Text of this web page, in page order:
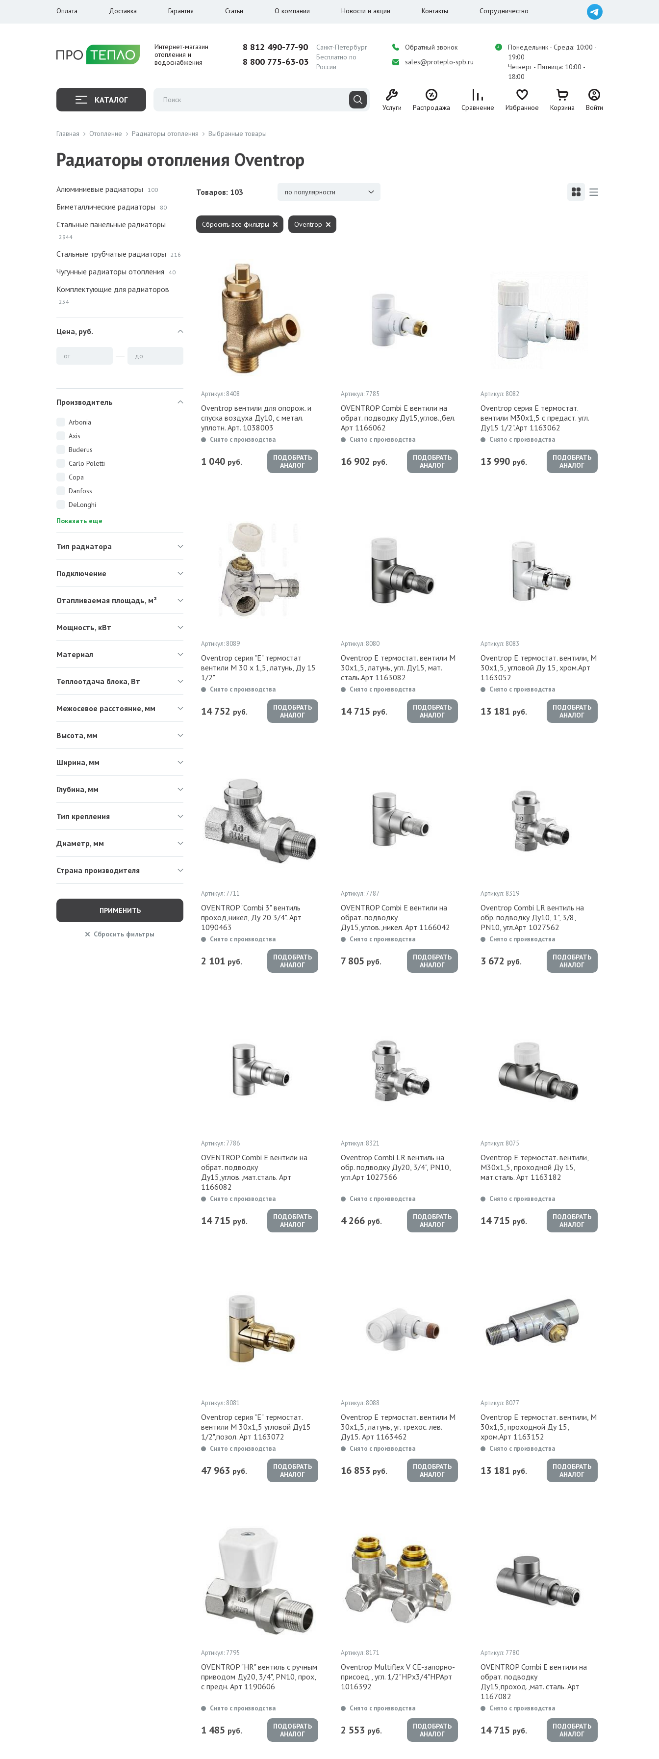
Оплата Доставка Гарантия Статьи О компании Новости и акции Контакты Сотрудничество
Интернет-магазин
отопления и
водоснабжения
8 812 490-77-90 Санкт-Петербург
8 800 775-63-03
Бесплатно по
России
Обратный звонок
sales@proteplo-spb.ru
Понедельник - Среда: 10:00 -
19:00
Четверг - Пятница: 10:00 -
18:00
КАТАЛОГ
Услуги Распродажа Сравнение Избранное Корзина Войти
Главная Отопление Радиаторы отопления Выбранные товары
Радиаторы отопления Oventrop
Алюминиевые радиаторы 100
Биметаллические радиаторы 80
Стальные панельные радиаторы
2944
Стальные трубчатые радиаторы 216
Чугунные радиаторы отопления 40
Комплектующие для радиаторов
254
Цена, руб.
от до
Производитель
Arbonia
Axis
Buderus
Carlo Poletti
Copa
Danfoss
DeLonghi
Показать еще
Тип радиатора
Подключение
Отапливаемая площадь, м²
Мощность, кВт
Материал
Теплоотдача блока, Вт
Межосевое расстояние, мм
Высота, мм
Ширина, мм
Глубина, мм
Тип крепления
Диаметр, мм
Страна производителя
ПРИМЕНИТЬ
Сбросить фильтры
Товаров: 103 по популярности
Сбросить все фильтры Oventrop
Артикул: 8408
Oventrop вентили для опорож. и
спуска воздуха Ду10, с метал.
уплотн. Арт. 1038003
Снято с производства
1 040 руб.
ПОДОБРАТЬ
АНАЛОГ
Артикул: 7785
OVENTROP Combi E вентили на
обрат. подводку Ду15,углов.,бел.
Арт 1166062
Снято с производства
16 902 руб.
ПОДОБРАТЬ
АНАЛОГ
Артикул: 8082
Oventrop серия Е термостат.
вентили М30х1,5 с предаст. угл.
Ду15 1/2".Арт 1163062
Снято с производства
13 990 руб.
ПОДОБРАТЬ
АНАЛОГ
Артикул: 8089
Oventrop серия "Е" термостат
вентили М 30 х 1,5, латунь, Ду 15
1/2"
Снято с производства
14 752 руб.
ПОДОБРАТЬ
АНАЛОГ
Артикул: 8080
Oventrop Е термостат. вентили М
30х1,5, латунь, угл. Ду15, мат.
сталь.Арт 1163082
Снято с производства
14 715 руб.
ПОДОБРАТЬ
АНАЛОГ
Артикул: 8083
Oventrop Е термостат. вентили, М
30х1,5, угловой Ду 15, хром.Арт
1163052
Снято с производства
13 181 руб.
ПОДОБРАТЬ
АНАЛОГ
Артикул: 7711
OVENTROP "Combi 3" вентиль
проход,никел, Ду 20 3/4". Арт
1090463
Снято с производства
2 101 руб.
ПОДОБРАТЬ
АНАЛОГ
Артикул: 7787
OVENTROP Combi E вентили на
обрат. подводку
Ду15,углов.,никел. Арт 1166042
Снято с производства
7 805 руб.
ПОДОБРАТЬ
АНАЛОГ
Артикул: 8319
Oventrop Combi LR вентиль на
обр. подводку Ду10, 1", 3/8,
PN10, угл.Арт 1027562
Снято с производства
3 672 руб.
ПОДОБРАТЬ
АНАЛОГ
Артикул: 7786
OVENTROP Combi E вентили на
обрат. подводку
Ду15,углов.,мат.сталь. Арт
1166082
Снято с производства
14 715 руб.
ПОДОБРАТЬ
АНАЛОГ
Артикул: 8321
Oventrop Combi LR вентиль на
обр. подводку Ду20, 3/4", PN10,
угл.Арт 1027566
Снято с производства
4 266 руб.
ПОДОБРАТЬ
АНАЛОГ
Артикул: 8075
Oventrop Е термостат. вентили,
М30х1,5, проходной Ду 15,
мат.сталь. Арт 1163182
Снято с производства
14 715 руб.
ПОДОБРАТЬ
АНАЛОГ
Артикул: 8081
Oventrop серия "Е" термостат.
вентили М 30х1,5 угловой Ду15
1/2",позол. Арт 1163072
Снято с производства
47 963 руб.
ПОДОБРАТЬ
АНАЛОГ
Артикул: 8088
Oventrop Е термостат. вентили М
30х1,5, латунь, уг. трехос. лев.
Ду15. Арт 1163462
Снято с производства
16 853 руб.
ПОДОБРАТЬ
АНАЛОГ
Артикул: 8077
Oventrop Е термостат. вентили, М
30х1,5, проходной Ду 15,
хром.Арт 1163152
Снято с производства
13 181 руб.
ПОДОБРАТЬ
АНАЛОГ
Артикул: 7795
OVENTROP "HR" вентиль с ручным
приводом Ду20, 3/4", PN10, прох,
с предн. Арт 1190606
Снято с производства
1 485 руб.
ПОДОБРАТЬ
АНАЛОГ
Артикул: 8171
Oventrop Multiflex V CE-запорно-
присоед., угл. 1/2"НРx3/4"НРАрт
1016392
Снято с производства
2 553 руб.
ПОДОБРАТЬ
АНАЛОГ
Артикул: 7780
OVENTROP Combi E вентили на
обрат. подводку
Ду15,проход.,мат. сталь. Арт
1167082
Снято с производства
14 715 руб.
ПОДОБРАТЬ
АНАЛОГ